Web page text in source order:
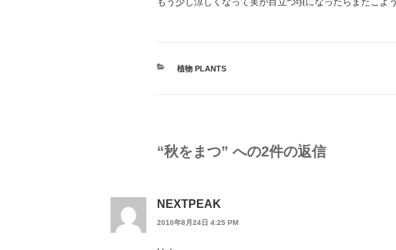
カ
植物 PLANTS
“秋をまつ” への2件の返信
NEXTPEAK
2010年8月24日 4:25 PM